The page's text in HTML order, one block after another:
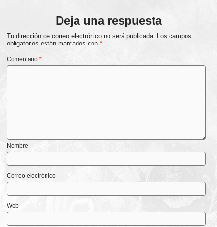
Deja una respuesta
Tu dirección de correo electrónico no será publicada. Los campos
obligatorios están marcados con*
Comentario*
Nombre
Correo electrónico
Web